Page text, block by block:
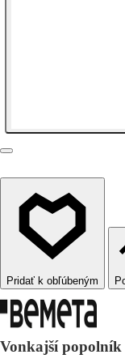
Vonkajší popolník